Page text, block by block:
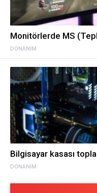
DONANIM
Monitörlerde MS
DONANIM
Bilgisayar kasası